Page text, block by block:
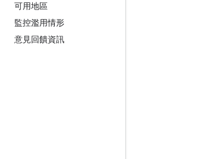
可用地區
監控濫用情形
意見回饋資訊